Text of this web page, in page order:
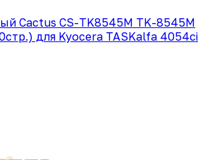
Cactus CS-TK8545M TK-8545M
для Kyocera TASKalfa 4054ci